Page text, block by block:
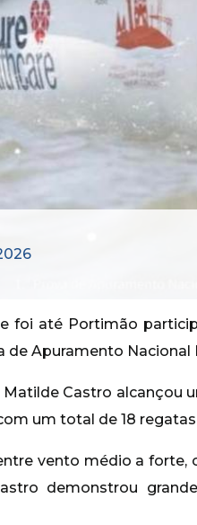
foi até Portimão
de Apuramento
Castro alcançou
um total de 18
vento médio a forte,
demonstrou